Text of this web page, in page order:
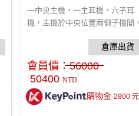
一中央主機，一主耳機，六子耳
機，主機於中央位置兩側子機間，
溝通又可隨時注意周邊事件發生，
隨時群組通話，向上移動麥克風臂
靜音，向下移動麥克風臂講話。 耳
機是可折疊的 配有專用硬殼提箱。
會員價：56000
50400 NTD
購物金 2800元